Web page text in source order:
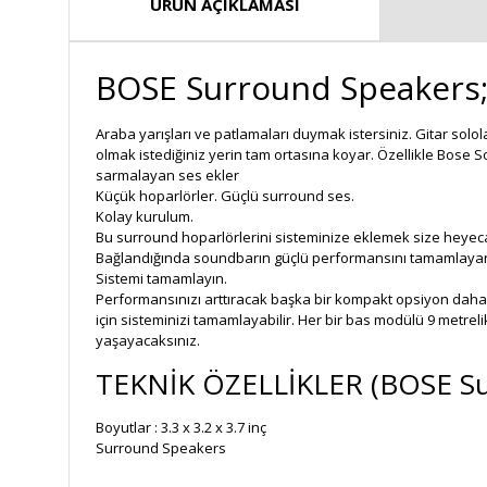
BOSE Surround
Araba yarışları ve patlamaları duymak istersiniz. Gitar
olmak istediğiniz yerin tam ortasına koyar. Özellikle Bose
sarmalayan ses ekler
Küçük hoparlörler. Güçlü surround ses.
Kolay kurulum.
Bu surround hoparlörlerini sisteminize eklemek size
Bağlandığında soundbarın güçlü performansını
Sistemi tamamlayın.
Performansınızı arttıracak başka bir kompakt opsiyon
için sisteminizi tamamlayabilir. Her bir bas modülü 9
yaşayacaksınız.
TEKNİK ÖZELLİKLER (BOSE
Boyutlar : 3.3 x 3.2 x 3.7 inç
Surround Speakers